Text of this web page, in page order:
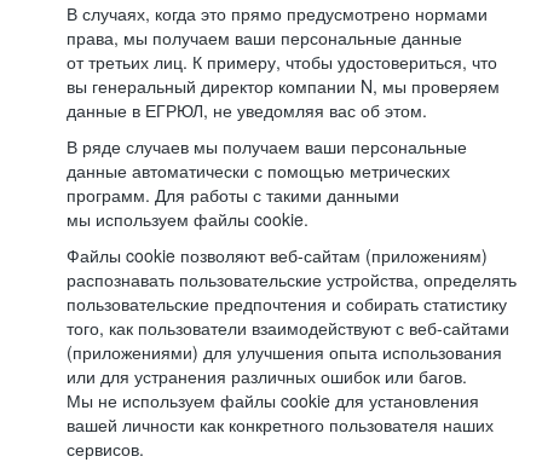
В случаях, когда это прямо предусмотрено нормами
права, мы получаем ваши персональные данные
от третьих лиц. К примеру, чтобы удостовериться, что
вы генеральный директор компании N, мы проверяем
данные в ЕГРЮЛ, не уведомляя вас об этом.
В ряде случаев мы получаем ваши персональные
данные автоматически с помощью метрических
программ. Для работы с такими данными
мы используем файлы cookie.
Файлы cookie позволяют веб-сайтам (приложениям)
распознавать пользовательские устройства, определять
пользовательские предпочтения и собирать статистику
того, как пользователи взаимодействуют с веб-сайтами
(приложениями) для улучшения опыта использования
или для устранения различных ошибок или багов.
Мы не используем файлы cookie для установления
вашей личности как конкретного пользователя наших
сервисов.